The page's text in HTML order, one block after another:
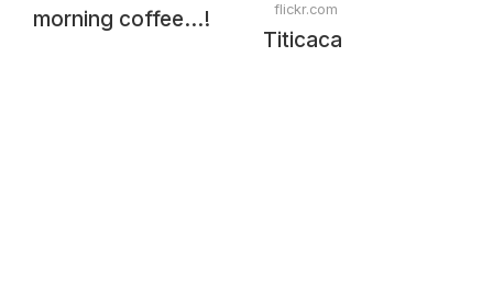
morning coffee...!
flickr.com
Titicaca